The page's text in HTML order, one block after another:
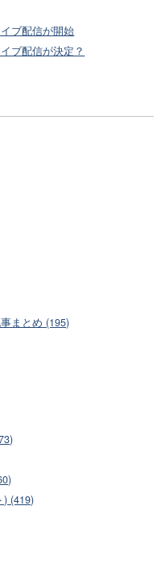
ブ配信が開始
ブ配信が決定？
まとめ (195)
) (419)